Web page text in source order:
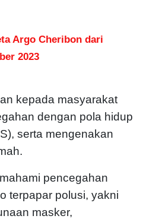
Argo Cheribon dari
2023
kepada masyarakat
dengan pola hidup
serta mengenakan
pencegahan
terpapar polusi, yakni
masker,